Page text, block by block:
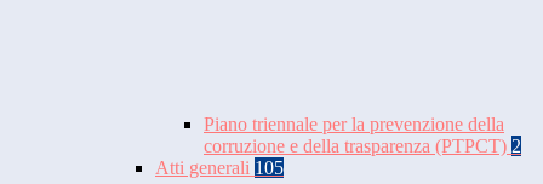
Piano triennale per la prevenzione della
corruzione e della trasparenza (PTPCT) 2
Atti generali 105